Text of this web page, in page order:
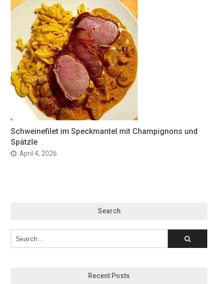
Schweinefilet im Speckmantel mit Champignons und
Spätzle
April 4, 2026
Search
Recent Posts